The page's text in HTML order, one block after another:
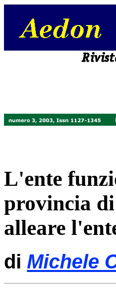
L'ente
provincia
alleare
di Michele